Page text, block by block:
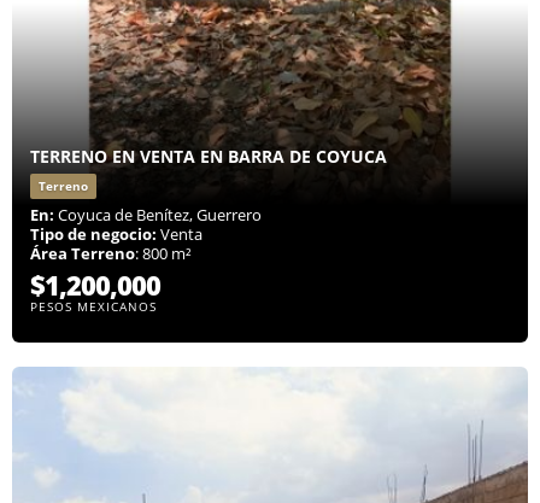
TERRENO EN VENTA EN BARRA DE COYUCA
Terreno
En: Coyuca de Benítez, Guerrero
Tipo de negocio: Venta
Área Terreno: 800 m²
$1,200,000
PESOS MEXICANOS